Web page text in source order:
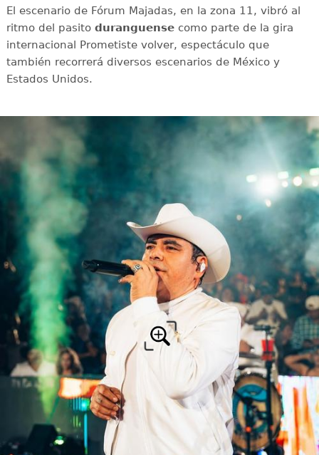
El escenario de Fórum Majadas, en la zona 11, vibró al
ritmo del pasito duranguensecomo parte de la gira
internacional Prometiste volver, espectáculo que
también recorrerá diversos escenarios de México y
Estados Unidos.